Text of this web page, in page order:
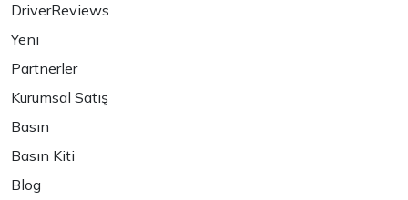
DriverReviews
Yeni
Partnerler
Kurumsal Satış
Basın
Basın Kiti
Blog